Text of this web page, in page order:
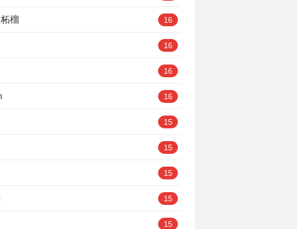
榴 16
16
16
16
15
15
15
15
15